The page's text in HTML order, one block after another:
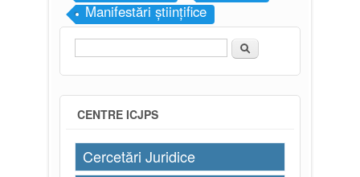
Manifestări științifice
Formular de căutare
Căutare
CENTRE ICJPS
Cercetări Juridice